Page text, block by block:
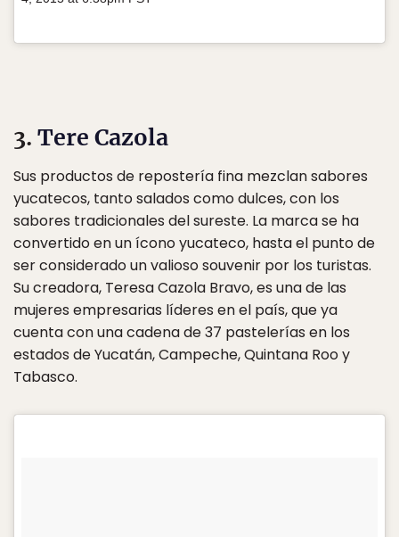
3. Tere Cazola
Sus productos de repostería fina mezclan sabores
yucatecos, tanto salados como dulces, con los
sabores tradicionales del sureste. La marca se ha
convertido en un ícono yucateco, hasta el punto de
ser considerado un valioso souvenir por los turistas.
Su creadora, Teresa Cazola Bravo, es una de las
mujeres empresarias líderes en el país, que ya
cuenta con una cadena de 37 pastelerías en los
estados de Yucatán, Campeche, Quintana Roo y
Tabasco.